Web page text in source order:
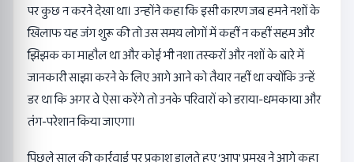
पर कुछ न करने देखा था। उन्होंने कहा कि इसी कारण जब हमने नशों के
खिलाफ यह जंग शुरू की तो उस समय लोगों में कहीं न कहीं सहम और
झिझक का माहौल था और कोई भी नशा तस्करों और नशों के बारे में
जानकारी साझा करने के लिए आगे आने को तैयार नहीं था क्योंकि उन्हें
डर था कि अगर वे ऐसा करेंगे तो उनके परिवारों को डराया-धमकाया और
तंग-परेशान किया जाएगा।